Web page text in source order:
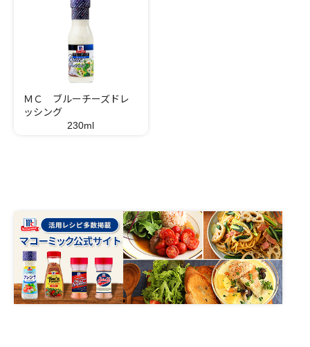
ＭＣ ブルーチーズドレ
ッシング
230ml